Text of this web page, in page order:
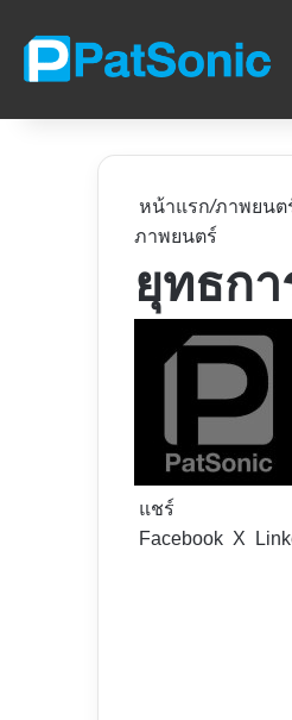
หน้าแรก/ภาพยนต
ภาพยนตร์
ยุทธก
แชร์
Facebook X